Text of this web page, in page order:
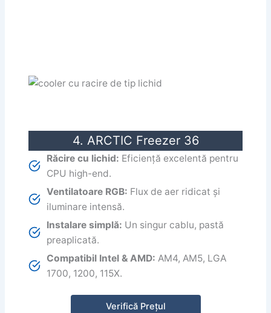
4. ARCTIC Freezer 36
Răcire cu lichid: Eficiență excelentă pentru
CPU high-end.
Ventilatoare RGB: Flux de aer ridicat și
iluminare intensă.
Instalare simplă: Un singur cablu, pastă
preaplicată.
Compatibil Intel & AMD: AM4, AM5, LGA
1700, 1200, 115X.
Verifică Prețul